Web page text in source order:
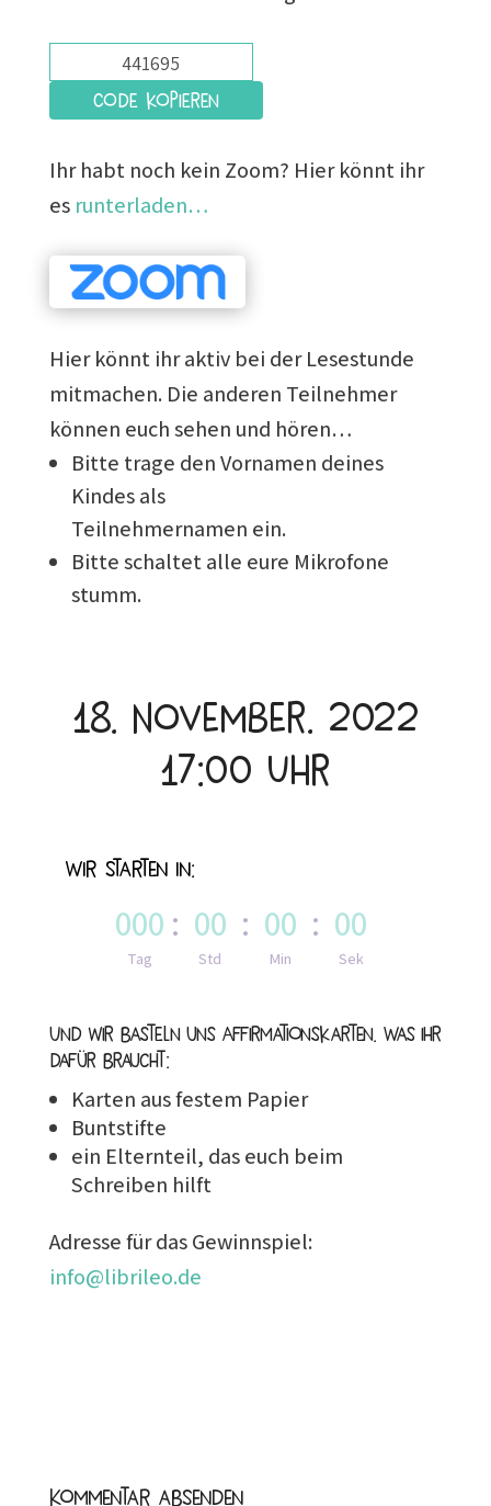
Code kopieren
Ihr habt noch kein Zoom? Hier könnt ihr
es runterladen…
Hier könnt ihr aktiv bei der Lesestunde
mitmachen. Die anderen Teilnehmer
können euch sehen und hören…
Bitte trage den Vornamen deines
Kindes als
Teilnehmernamen ein.
Bitte schaltet alle eure Mikrofone
stumm.
18. November. 2022
17:00 Uhr
Wir starten in:
000
Tag
: 00
Std
: 00
Min
: 00
Sek
Und wir basteln uns Affirmationskarten. Was ihr
dafür braucht:
Karten aus festem Papier
Buntstifte
ein Elternteil, das euch beim
Schreiben hilft
Adresse für das Gewinnspiel:
info@librileo.de
Kommentar absenden